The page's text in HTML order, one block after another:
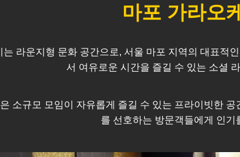
마포 가라오
라운지형 문화 공간으로, 서울 마포 지역의 대표적
서 여유로운 시간을 즐길 수 있는 소셜
소규모 모임이 자유롭게 즐길 수 있는 프라이빗한
를 선호하는 방문객들에게 인기